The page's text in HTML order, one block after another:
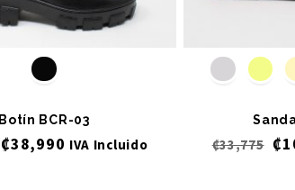
Botín BCR-03
₡38,990 IVA Incluido ₡33,775 ₡